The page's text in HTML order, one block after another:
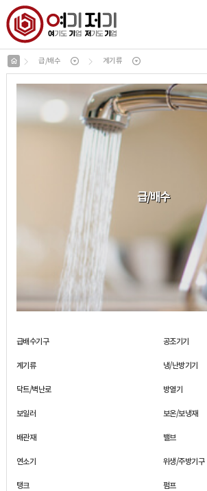
급/배수 계기류
급/배수
급배수기구 공조기기
계기류 냉/난방기기
닥트/벽난로 방열기
보일러 보온/보냉재
배관재 밸브
연소기 위생/주방기구
탱크 펌프